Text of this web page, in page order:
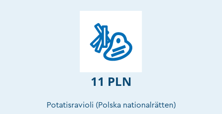
11 PLN
Potatisravioli (Polska nationalrätten)